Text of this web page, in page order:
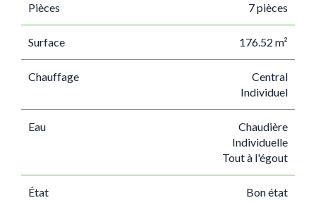
Pièces 7 pièces
Surface 176.52 m²
Chauffage
Central
Individuel
Eau
Chaudière
Individuelle
Tout à l'égout
État Bon état